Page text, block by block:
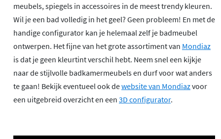
meubels, spiegels in accessoires in de meest trendy kleuren.
Wil je een bad volledig in het geel? Geen probleem! En met de
handige configurator kan je helemaal zelf je badmeubel
ontwerpen. Het fijne van het grote assortiment van Mondiaz
is dat je geen kleurtint verschil hebt. Neem snel een kijkje
naar de stijlvolle badkamermeubels en durf voor wat anders
te gaan! Bekijk eventueel ook dewebsite van Mondiazvoor
een uitgebreid overzicht en een 3D configurator.